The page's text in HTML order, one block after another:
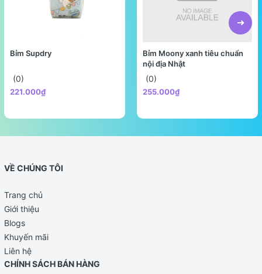
Bỉm Supdry
(0)
221.000₫
Bỉm Moony xanh tiêu chuẩn
nội địa Nhật
(0)
255.000₫
VỀ CHÚNG TÔI
Trang chủ
Giới thiệu
Blogs
Khuyến mãi
Liên hệ
CHÍNH SÁCH BÁN HÀNG